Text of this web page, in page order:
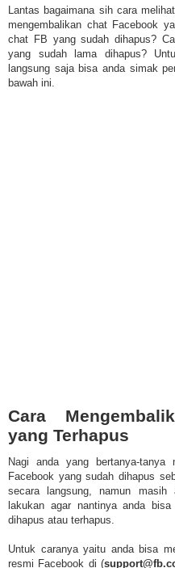
Lantas bagaimana sih cara
mengembalikan chat Facebook
chat FB yang sudah dihapus?
yang sudah lama dihapus?
langsung saja bisa anda simak
bawah ini.
Cara
yang Terhapus
Nagi anda yang bertanya-tanya
Facebook yang sudah dihapus
secara langsung, namun
lakukan agar nantinya anda
dihapus atau terhapus.
Untuk caranya yaitu anda bisa
resmi Facebook di (